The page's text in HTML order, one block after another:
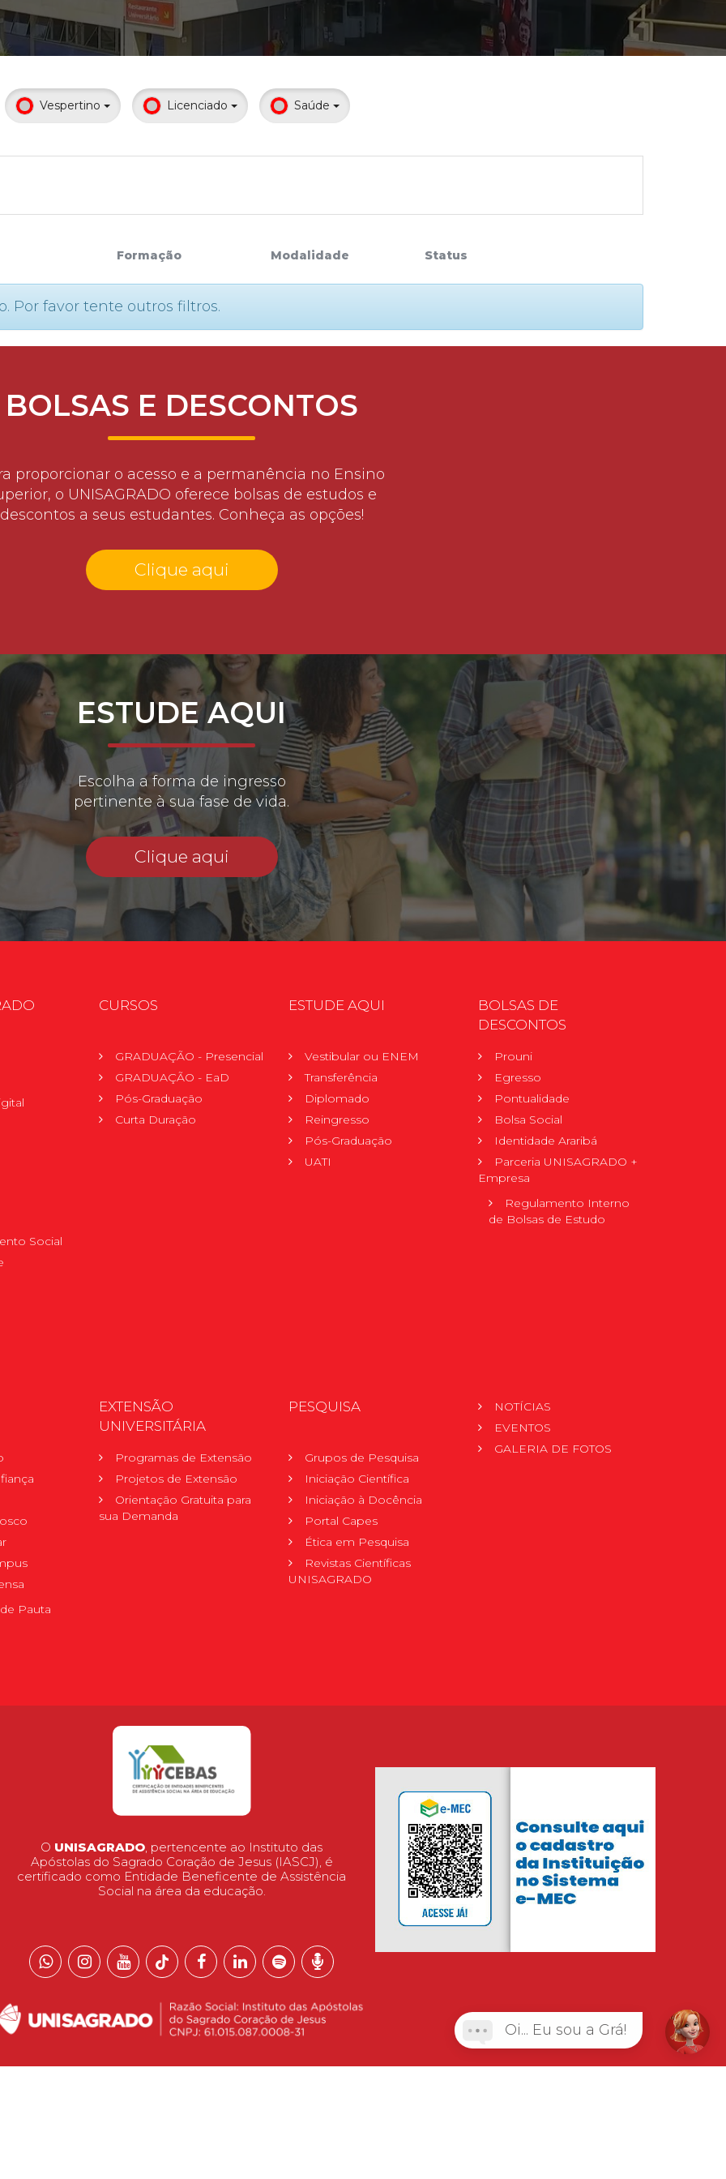
Calendário acadêmico
Internacionalização
Vespertino Licenciado Saúde
Formação Modalidade Status
Por favor tente outros filtros.
BOLSAS E DESCONTOS
proporcionar o acesso e a permanência no Ensino
o UNISAGRADO oferece bolsas de estudos e
descontos a seus estudantes. Conheça as opções!
Clique aqui
ESTUDE AQUI
Escolha a forma de ingresso
pertinente à sua fase de vida.
Clique aqui
Social
CURSOS
GRADUAÇÃO - Presencial
GRADUAÇÃO - EaD
Pós-Graduação
Curta Duração
ESTUDE AQUI
Vestibular ou ENEM
Transferência
Diplomado
Reingresso
Pós-Graduação
UATI
BOLSAS DE
DESCONTOS
Prouni
Egresso
Pontualidade
Bolsa Social
Identidade Araribá
Parceria UNISAGRADO +
Empresa
Regulamento Interno
de Bolsas de Estudo
Pauta
EXTENSÃO
UNIVERSITÁRIA
Programas de Extensão
Projetos de Extensão
Orientação Gratuita para
sua Demanda
PESQUISA
Grupos de Pesquisa
Iniciação Científica
Iniciação à Docência
Portal Capes
Ética em Pesquisa
Revistas Científicas
UNISAGRADO
NOTÍCIAS
EVENTOS
GALERIA DE FOTOS
O UNISAGRADO, pertencente ao Instituto das
Apóstolas do Sagrado Coração de Jesus (IASCJ), é
certificado como Entidade Beneficente de Assistência
Social na área da educação.
Oi... Eu sou a Grá!